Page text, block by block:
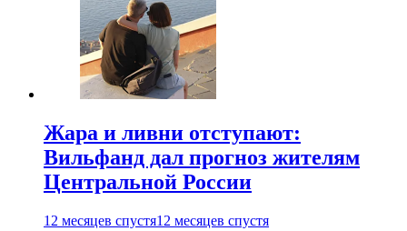
Жара и ливни отступают:
Вильфанд дал прогноз жителям
Центральной России
12 месяцев спустя12 месяцев спустя